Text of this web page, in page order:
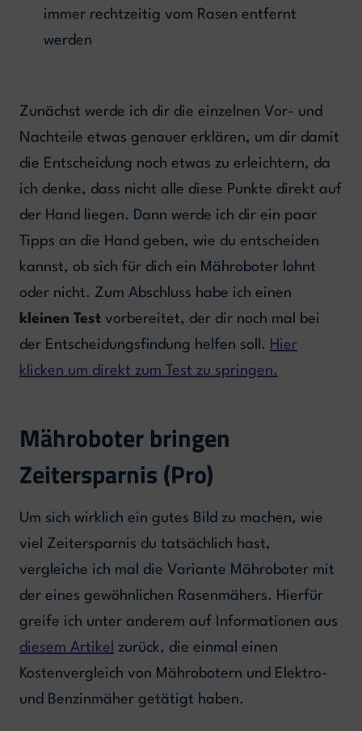
immer rechtzeitig vom Rasen entfernt
werden
Zunächst werde ich dir die einzelnen Vor- und
Nachteile etwas genauer erklären, um dir damit
die Entscheidung noch etwas zu erleichtern, da
ich denke, dass nicht alle diese Punkte direkt auf
der Hand liegen. Dann werde ich dir ein paar
Tipps an die Hand geben, wie du entscheiden
kannst, ob sich für dich ein Mähroboter lohnt
oder nicht. Zum Abschluss habe ich einen
kleinen Test vorbereitet, der dir noch mal bei
der Entscheidungsfindung helfen soll. Hier
klicken um direkt zum Test zu springen.
Mähroboter bringen
Zeitersparnis (Pro)
Um sich wirklich ein gutes Bild zu machen, wie
viel Zeitersparnis du tatsächlich hast,
vergleiche ich mal die Variante Mähroboter mit
der eines gewöhnlichen Rasenmähers. Hierfür
greife ich unter anderem auf Informationen aus
diesem Artikel zurück, die einmal einen
Kostenvergleich von Mährobotern und Elektro-
und Benzinmäher getätigt haben.